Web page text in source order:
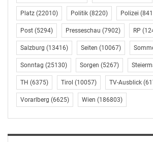
Platz (22010) Politik (8220) Polizei
Post (5294) Presseschau (7902) RP
Salzburg (13416) Seiten (10067)
Sonntag (25130) Sorgen (5267)
TH (6375) Tirol (10057) TV-Ausblick
Vorarlberg (6625) Wien (186803)